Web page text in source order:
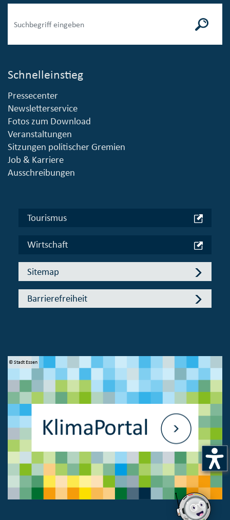
Schnelleinstieg
Pressecenter
Newsletterservice
Fotos zum Download
Veranstaltungen
Sitzungen politischer Gremien
Job & Karriere
Ausschreibungen
Tourismus
Wirtschaft
Sitemap
Barrierefreiheit